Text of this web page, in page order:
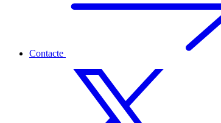
Contacte